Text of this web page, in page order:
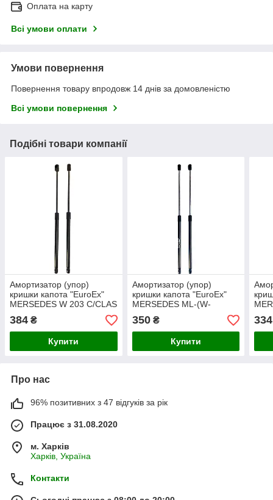
Оплата на карту
Всі умови оплати
Умови повернення
Повернення товару впродовж 14 днів за домовленістю
Всі умови повернення
Подібні товари компанії
Амортизатор (упор)
кришки капота "EuroEx"
MERSEDES W 203 C/CLAS
к.01 280N 565mm
384 ₴
Купити
Амортизатор (упор)
кришки капота "EuroEx"
MERSEDES ML-(W-
164)лів.ст 330N 533mm
350₴
Купити
334
Про нас
96% позитивних з 47 відгуків за рік
Працює з 31.08.2020
м. Харків
Харків, Україна
Контакти